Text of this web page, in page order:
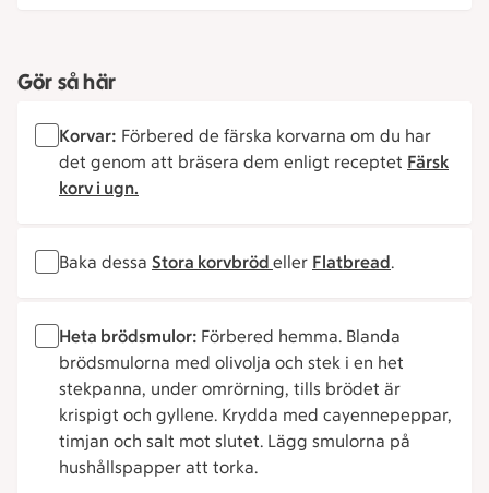
Gör så här
Korvar: Förbered de färska korvarna om du har
det genom att bräsera dem enligt receptet Färsk
korv i ugn.
Baka dessa Stora korvbröd eller Flatbread.
Heta brödsmulor: Förbered hemma. Blanda
brödsmulorna med olivolja och stek i en het
stekpanna, under omrörning, tills brödet är
krispigt och gyllene. Krydda med cayennepeppar,
timjan och salt mot slutet. Lägg smulorna på
hushållspapper att torka.